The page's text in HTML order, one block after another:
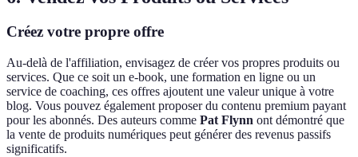
Créez votre propre offre
Au-delà de l'affiliation, envisagez de créer vos propres produits ou
services. Que ce soit un e-book, une formation en ligne ou un
service de coaching, ces offres ajoutent une valeur unique à votre
blog. Vous pouvez également proposer du contenu premium payant
pour les abonnés. Des auteurs comme Pat Flynn ont démontré que
la vente de produits numériques peut générer des revenus passifs
significatifs.